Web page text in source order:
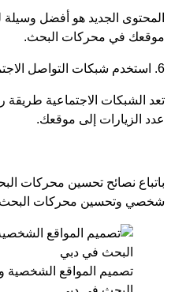
المحتوى الجديد هو أفضل
موقعك في محركات البحث.
6. استخدم شبكات التواصل الاجتماعي للترويج لموقعك:
تعد الشبكات الاجتماعية طريقة
عدد الزيارات إلى موقعك.
باتباع نصائح تحسين محركات
شخصي وتحسين محركات البحث
تصميم المواقع